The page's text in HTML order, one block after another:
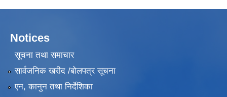
Notices
सूचना तथा समाचार
सार्वजनिक खरीद /बोलपत्र सूचना
एन, कानुन तथा निर्देशिका